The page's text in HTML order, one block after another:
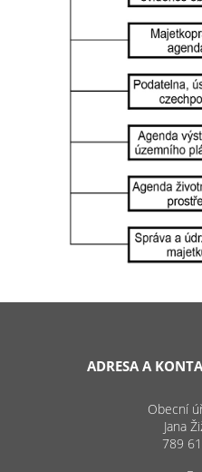
ADRESA A
Obecní
Jana
789